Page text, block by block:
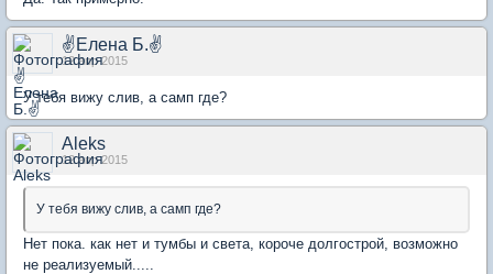
✌Елена Б.✌
12 апр 2015
У тебя вижу слив, а самп где?
Aleks
12 апр 2015
У тебя вижу слив, а самп где?
Нет пока. как нет и тумбы и света, короче долгострой, возможно
не реализуемый.....